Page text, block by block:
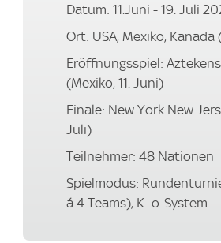
Datum: 11.Juni - 19. Juli
Ort: USA, Mexiko, Kanada
Eröffnungsspiel:
(Mexiko, 11. Juni)
Finale: New York New
Juli)
Teilnehmer: 48 Nationen
Spielmodus:
á 4 Teams), K-.o-System